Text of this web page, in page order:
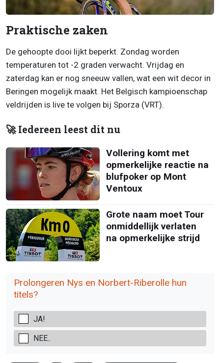
Praktische zaken
De gehoopte dooi lijkt beperkt. Zondag worden
temperaturen tot -2 graden verwacht. Vrijdag en
zaterdag kan er nog sneeuw vallen, wat een wit decor in
Beringen mogelijk maakt. Het Belgisch kampioenschap
veldrijden is live te volgen bij Sporza (VRT).
🚀 Iedereen leest dit nu
Vollering komt met
opmerkelijke reactie na
blufpoker op Mont
Ventoux
Grote naam moet Tour
onmiddellijk verlaten
na opmerkelijke strijd
Prolongeren Nys en Norbert-Riberolle hun
titels?
JA!
NEE..